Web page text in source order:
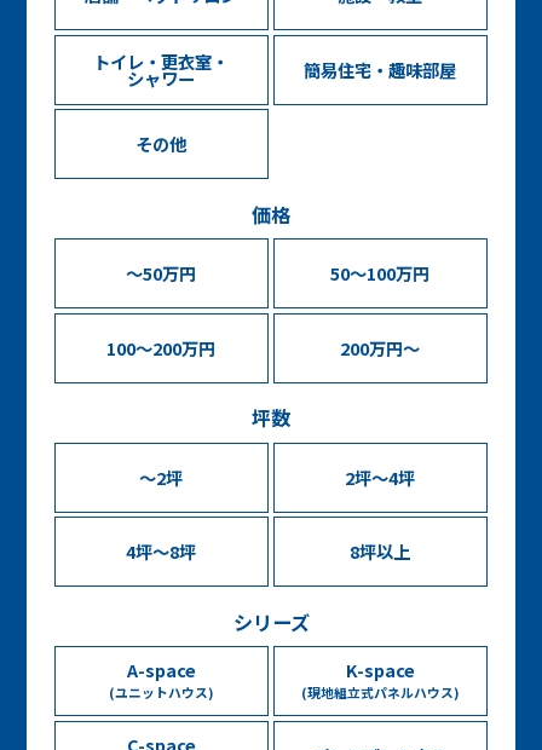
トイレ・更衣室・
シャワー 簡易住宅・趣味部屋
その他
価格
～50万円 50～100万円
100～200万円 200万円～
坪数
〜2坪 2坪〜4坪
4坪〜8坪 8坪以上
シリーズ
A-space
(ユニットハウス)
K-space
(現地組立式パネルハウス)
C-space